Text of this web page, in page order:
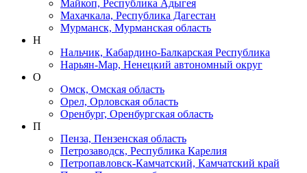
Майкоп, Республика Адыгея
Махачкала, Республика Дагестан
Мурманск, Мурманская область
Н
Нальчик, Кабардино-Балкарская Республика
Нарьян-Мар, Ненецкий автономный округ
О
Омск, Омская область
Орел, Орловская область
Оренбург, Оренбургская область
П
Пенза, Пензенская область
Петрозаводск, Республика Карелия
Петропавловск-Камчатский, Камчатский край